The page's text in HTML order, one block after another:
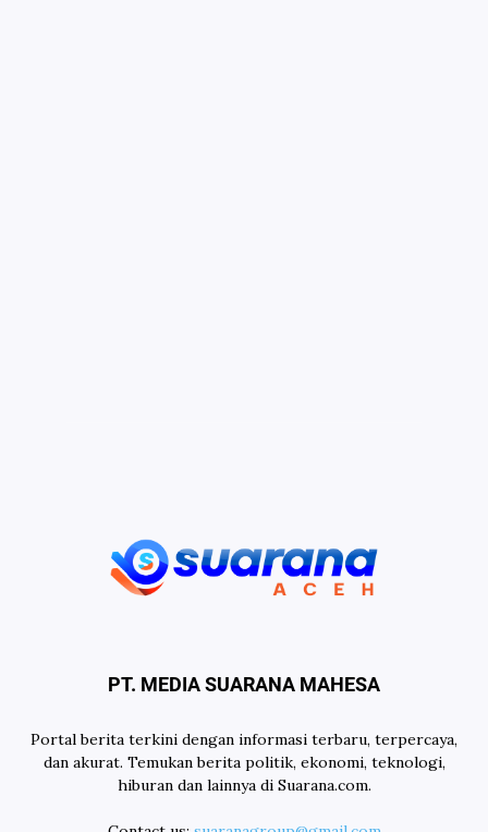
PT. MEDIA SUARANA MAHESA
Portal berita terkini dengan informasi terbaru, terpercaya,
dan akurat. Temukan berita politik, ekonomi, teknologi,
hiburan dan lainnya di Suarana.com.